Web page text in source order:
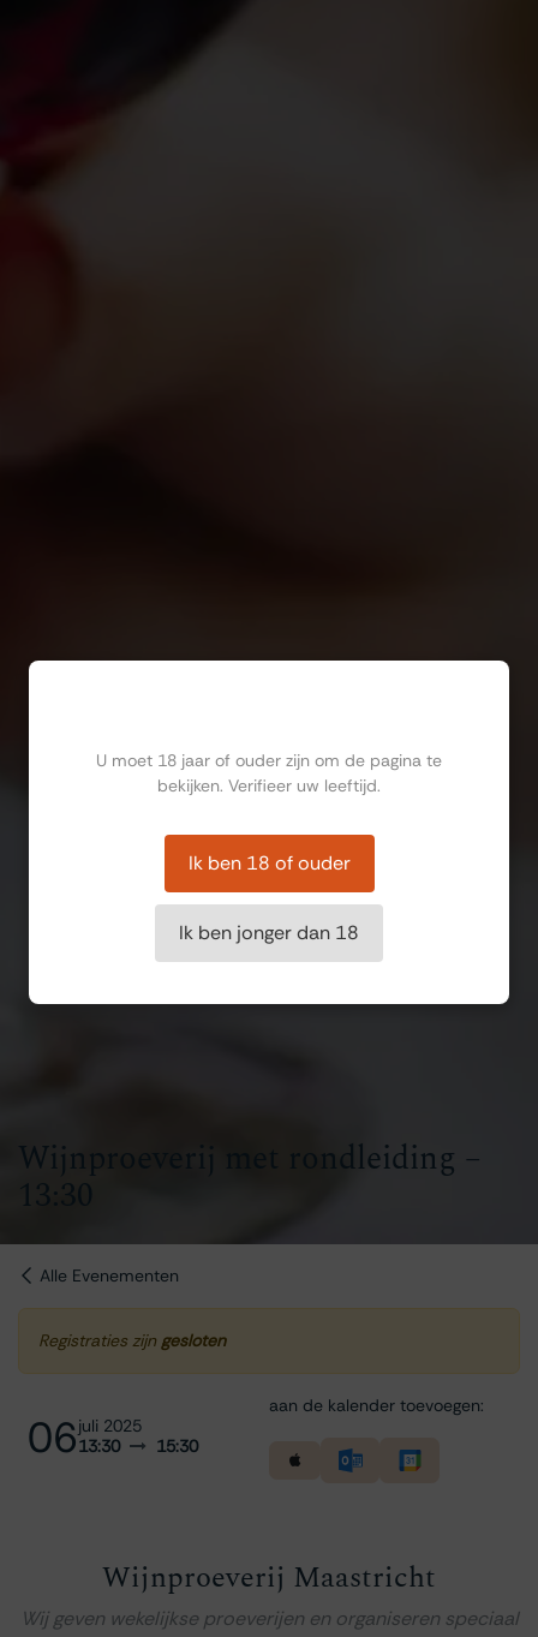
Wijnproeverij met rondleiding –
13:30
Alle Evenementen
Registraties zijn gesloten
06juli 2025
13:30
15:30
aan de kalender toevoegen:
Wijnproeverij Maastricht
Wij geven wekelijkse proeverijen en organiseren speciaal
U moet 18 jaar of ouder zijn om de pagina te
bekijken. Verifieer uw leeftijd.
Ik ben 18 of ouder
Ik ben jonger dan 18